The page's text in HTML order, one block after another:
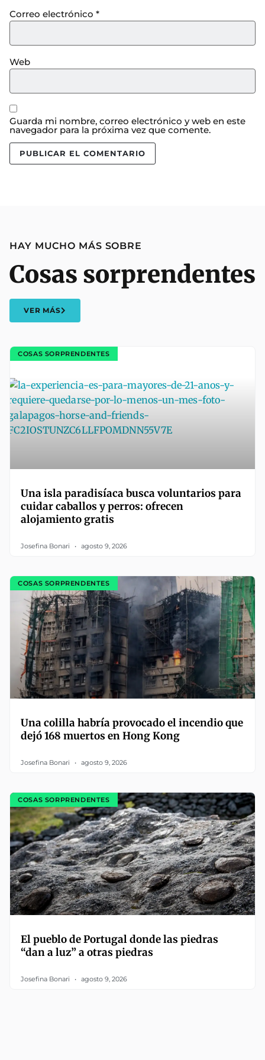
Correo electrónico *
Web
Guarda mi nombre, correo electrónico y web en este
navegador para la próxima vez que comente.
HAY MUCHO MÁS SOBRE
Cosas sorprendentes
VER MÁS
COSAS SORPRENDENTES
Una isla paradisíaca busca voluntarios para
cuidar caballos y perros: ofrecen
alojamiento gratis
Josefina Bonari agosto 9, 2026
COSAS SORPRENDENTES
Una colilla habría provocado el incendio que
dejó 168 muertos en Hong Kong
Josefina Bonari agosto 9, 2026
COSAS SORPRENDENTES
El pueblo de Portugal donde las piedras
“dan a luz” a otras piedras
Josefina Bonari agosto 9, 2026